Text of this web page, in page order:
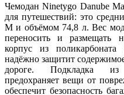
Чемодан Ninetygo Danube
для путешествий: это
M и объёмом 74,8 л. Вес
переносить и размещать
корпус из
надёжно защитит
дороге. Подкладка из
предохраняет вещи от
обеспечит безопасность